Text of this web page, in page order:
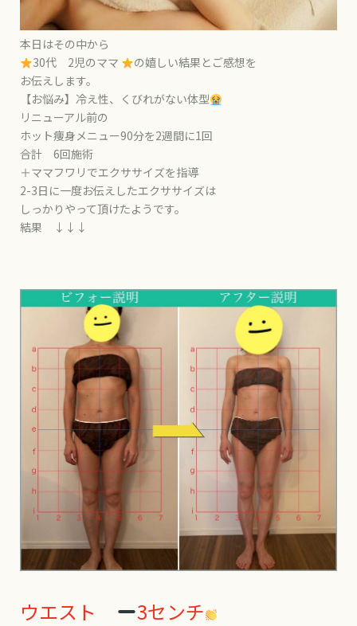
本日はその中から
30代 2児のママ
の嬉しい結果とご感想を
お伝えします。
【お悩み】冷え性、くびれがない体型
リニューアル前の
ホット痩身メニュー90分を2週間に1回
合計 6回施術
＋ママフワリでエクササイズを指導
2-3日に一度お伝えしたエクササイズは
しっかりやって頂けたようです。
結果 ↓↓↓
ウエスト
3センチ